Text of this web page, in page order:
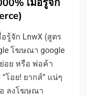
รู้จัก LnwX (สูตร
โฆษณา google
อย หรือ พ่อค้า
โอย! ยากส์” แน่ๆ
ลงโฆษณา